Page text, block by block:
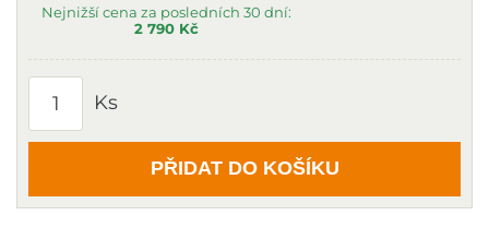
Nejnižší cena za posledních 30 dní:
2 790 Kč
Ks
PŘIDAT DO KOŠÍKU